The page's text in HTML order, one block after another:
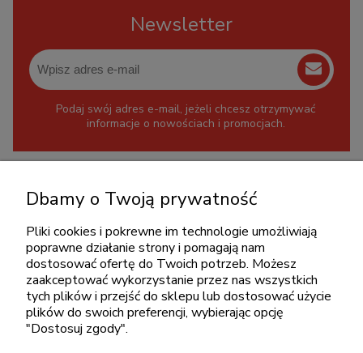
Newsletter
Podaj swój adres e-mail, jeżeli chcesz otrzymywać
informacje o nowościach i promocjach.
+48 717345566
pon.-piąt.: 08:00-16:00
sklep@cebit.pl
ZAKUPY
Dbamy o Twoją prywatność
Pliki cookies i pokrewne im technologie umożliwiają
poprawne działanie strony i pomagają nam
dostosować ofertę do Twoich potrzeb. Możesz
zaakceptować wykorzystanie przez nas wszystkich
tych plików i przejść do sklepu lub dostosować użycie
plików do swoich preferencji, wybierając opcję
"Dostosuj zgody".